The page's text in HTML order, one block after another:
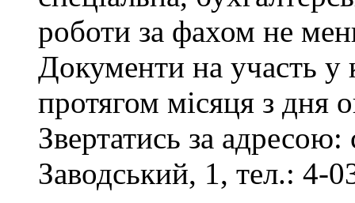
роботи за фахом не
Документи на участь у
протягом місяця з дня
Звертатись за
Заводський, 1, тел.: 4-